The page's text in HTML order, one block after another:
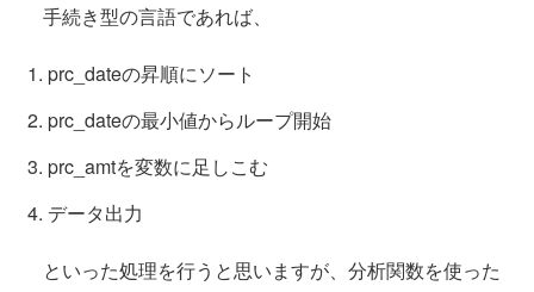
手続き型の言語であれば、
prc_dateの昇順にソート
prc_dateの最小値からループ開始
prc_amtを変数に足しこむ
データ出力
といった処理を行うと思いますが、分析関数を使った